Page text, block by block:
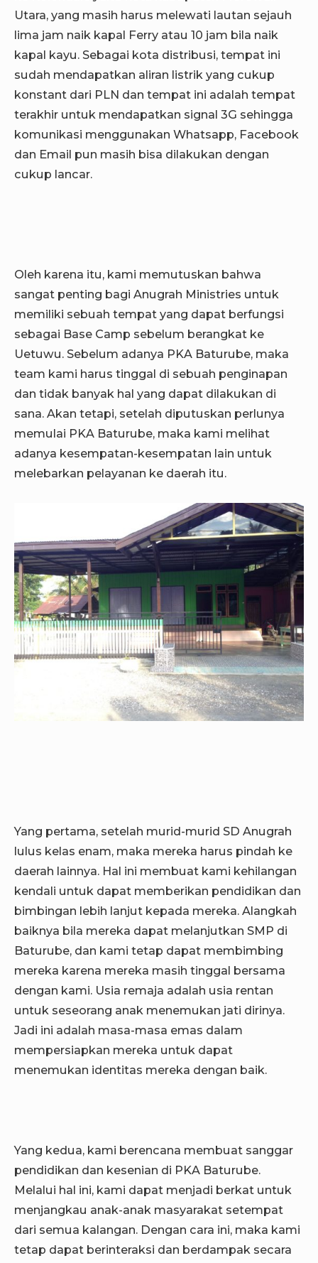
Utara, yang masih harus melewati lautan sejauh
lima jam naik kapal Ferry atau 10 jam bila naik
kapal kayu. Sebagai kota distribusi, tempat ini
sudah mendapatkan aliran listrik yang cukup
konstant dari PLN dan tempat ini adalah tempat
terakhir untuk mendapatkan signal 3G sehingga
komunikasi menggunakan Whatsapp, Facebook
dan Email pun masih bisa dilakukan dengan
cukup lancar.
Oleh karena itu, kami memutuskan bahwa
sangat penting bagi Anugrah Ministries untuk
memiliki sebuah tempat yang dapat berfungsi
sebagai Base Camp sebelum berangkat ke
Uetuwu. Sebelum adanya PKA Baturube, maka
team kami harus tinggal di sebuah penginapan
dan tidak banyak hal yang dapat dilakukan di
sana. Akan tetapi, setelah diputuskan perlunya
memulai PKA Baturube, maka kami melihat
adanya kesempatan-kesempatan lain untuk
melebarkan pelayanan ke daerah itu.
Yang pertama, setelah murid-murid SD Anugrah
lulus kelas enam, maka mereka harus pindah ke
daerah lainnya. Hal ini membuat kami kehilangan
kendali untuk dapat memberikan pendidikan dan
bimbingan lebih lanjut kepada mereka. Alangkah
baiknya bila mereka dapat melanjutkan SMP di
Baturube, dan kami tetap dapat membimbing
mereka karena mereka masih tinggal bersama
dengan kami. Usia remaja adalah usia rentan
untuk seseorang anak menemukan jati dirinya.
Jadi ini adalah masa-masa emas dalam
mempersiapkan mereka untuk dapat
menemukan identitas mereka dengan baik.
Yang kedua, kami berencana membuat sanggar
pendidikan dan kesenian di PKA Baturube.
Melalui hal ini, kami dapat menjadi berkat untuk
menjangkau anak-anak masyarakat setempat
dari semua kalangan. Dengan cara ini, maka kami
tetap dapat berinteraksi dan berdampak secara